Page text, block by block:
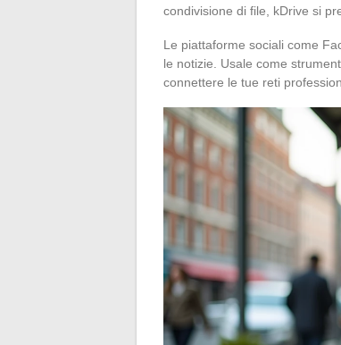
condivisione di file, kDrive si
Le piattaforme sociali come
le notizie. Usale come
connettere le tue reti